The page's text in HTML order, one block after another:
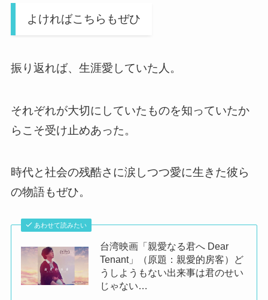
よければこちらもぜひ
振り返れば、生涯愛していた人。
それぞれが大切にしていたものを知っていたか
らこそ受け止めあった。
時代と社会の残酷さに涙しつつ愛に生きた彼ら
の物語もぜひ。
あわせて読みたい
台湾映画「親愛なる君へ Dear
Tenant」（原題：親愛的房客）ど
うしようもない出来事は君のせい
じゃない…